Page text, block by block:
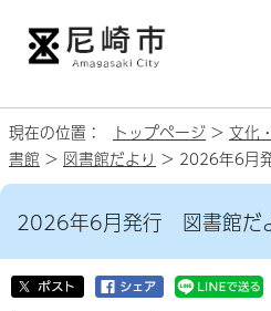
現在の位置： トップページ > 文化
書館 > 図書館だより > 2026年6月
2026年6月発行 図書館だ